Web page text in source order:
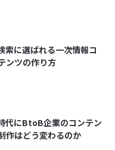
索に選ばれる一次情報コ
ンツの作り方
代にBtoB企業のコンテン
作はどう変わるのか